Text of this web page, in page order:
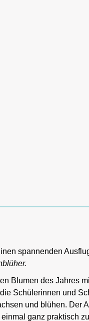
spannenden
Blumen des Jahres
Schülerinnen und
und blühen. Der
ganz praktisch zu